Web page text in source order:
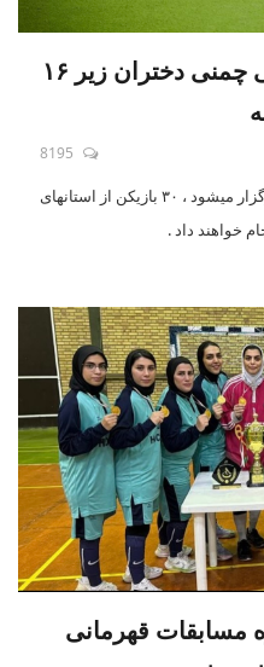
برگزاری اولین اردوی هاکی چمنی دختران زیر ۱۶
8195
در این اردو که از ۲۹ تیر لغایت ۵ مرداد برگزار میشود ، ۳۰ بازیکن از استانهای
خواهند داد .
مسابقات قهرمانی